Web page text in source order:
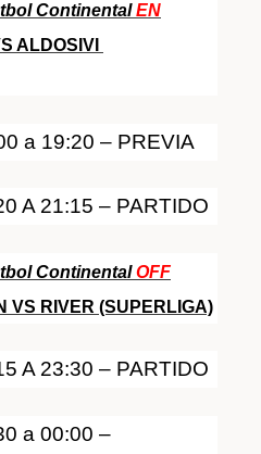
ContinentalEN
ALDOSIVI
a 19:20 – PREVIA
– PARTIDO
ContinentalOFF
VS RIVER (SUPERLIGA)
– PARTIDO
–